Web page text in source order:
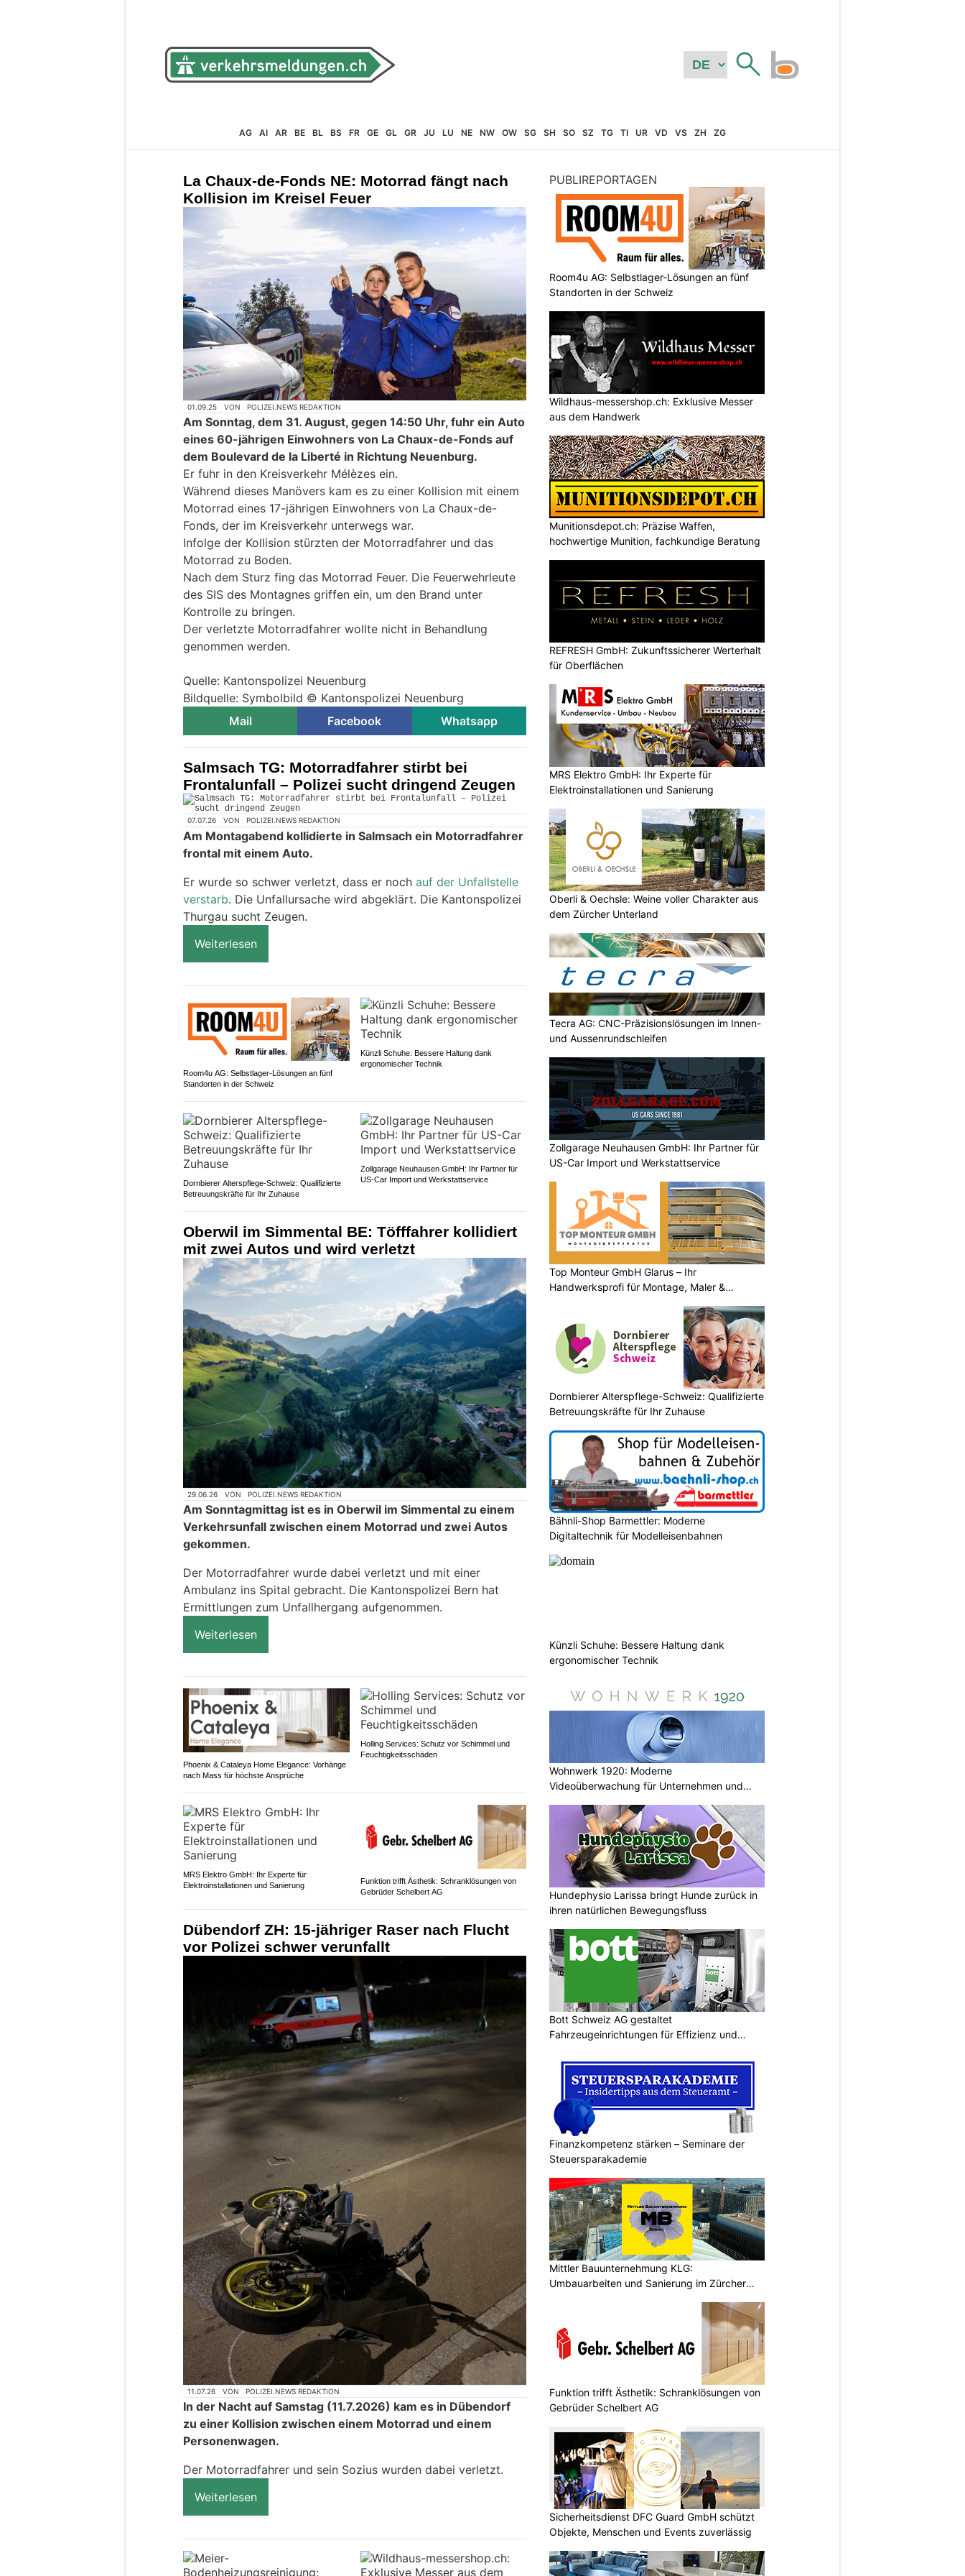
AG AI AR BE BL BS FR GE GL GR JU LU NE NW OW SG SH SO SZ TG TI UR VD VS ZH ZG
La Chaux-de-Fonds NE: Motorrad fängt nach
Kollision im Kreisel Feuer
01.09.25 VON POLIZEI.NEWS REDAKTION
Am Sonntag, dem 31. August, gegen 14:50 Uhr, fuhr ein Auto
eines 60-jährigen Einwohners von La Chaux-de-Fonds auf
dem Boulevard de la Liberté in Richtung Neuenburg.
Er fuhr in den Kreisverkehr Mélèzes ein.
Während dieses Manövers kam es zu einer Kollision mit einem
Motorrad eines 17-jährigen Einwohners von La Chaux-de-
Fonds, der im Kreisverkehr unterwegs war.
Infolge der Kollision stürzten der Motorradfahrer und das
Motorrad zu Boden.
Nach dem Sturz fing das Motorrad Feuer. Die Feuerwehrleute
des SIS des Montagnes griffen ein, um den Brand unter
Kontrolle zu bringen.
Der verletzte Motorradfahrer wollte nicht in Behandlung
genommen werden.
Quelle: Kantonspolizei Neuenburg
Bildquelle: Symbolbild © Kantonspolizei Neuenburg
Mail
Facebook Whatsapp
Salmsach TG: Motorradfahrer stirbt bei
Frontalunfall – Polizei sucht dringend Zeugen
07.07.26 VON POLIZEI.NEWS REDAKTION
Am Montagabend kollidierte in Salmsach ein Motorradfahrer
frontal mit einem Auto.
Er wurde so schwer verletzt, dass er noch auf der Unfallstelle
verstarb. Die Unfallursache wird abgeklärt. Die Kantonspolizei
Thurgau sucht Zeugen.
Weiterlesen
Room4u AG: Selbstlager-Lösungen an fünf
Standorten in der Schweiz
Künzli Schuhe: Bessere Haltung dank
ergonomischer Technik
Dornbierer Alterspflege-Schweiz: Qualifizierte
Betreuungskräfte für Ihr Zuhause
Zollgarage Neuhausen GmbH: Ihr Partner für
US-Car Import und Werkstattservice
Oberwil im Simmental BE: Töfffahrer kollidiert
mit zwei Autos und wird verletzt
29.06.26 VON POLIZEI.NEWS REDAKTION
Am Sonntagmittag ist es in Oberwil im Simmental zu einem
Verkehrsunfall zwischen einem Motorrad und zwei Autos
gekommen.
Der Motorradfahrer wurde dabei verletzt und mit einer
Ambulanz ins Spital gebracht. Die Kantonspolizei Bern hat
Ermittlungen zum Unfallhergang aufgenommen.
Weiterlesen
Phoenix & Cataleya Home Elegance: Vorhänge
nach Mass für höchste Ansprüche
Holling Services: Schutz vor Schimmel und
Feuchtigkeitsschäden
MRS Elektro GmbH: Ihr Experte für
Elektroinstallationen und Sanierung
Funktion trifft Ästhetik: Schranklösungen von
Gebrüder Schelbert AG
Dübendorf ZH: 15-jähriger Raser nach Flucht
vor Polizei schwer verunfallt
11.07.26 VON POLIZEI.NEWS REDAKTION
In der Nacht auf Samstag (11.7.2026) kam es in Dübendorf
zu einer Kollision zwischen einem Motorrad und einem
Personenwagen.
Der Motorradfahrer und sein Sozius wurden dabei verletzt.
Weiterlesen
PUBLIREPORTAGEN
Room4u AG: Selbstlager-Lösungen an fünf
Standorten in der Schweiz
Wildhaus-messershop.ch: Exklusive Messer
aus dem Handwerk
Munitionsdepot.ch: Präzise Waffen,
hochwertige Munition, fachkundige Beratung
REFRESH GmbH: Zukunftssicherer Werterhalt
für Oberflächen
MRS Elektro GmbH: Ihr Experte für
Elektroinstallationen und Sanierung
Oberli & Oechsle: Weine voller Charakter aus
dem Zürcher Unterland
Tecra AG: CNC-Präzisionslösungen im Innen-
und Aussenrundschleifen
Zollgarage Neuhausen GmbH: Ihr Partner für
US-Car Import und Werkstattservice
Top Monteur GmbH Glarus – Ihr
Handwerksprofi für Montage, Maler &
Dornbierer Alterspflege-Schweiz: Qualifizierte
Betreuungskräfte für Ihr Zuhause
Bähnli-Shop Barmettler: Moderne
Digitaltechnik für Modelleisenbahnen
Künzli Schuhe: Bessere Haltung dank
ergonomischer Technik
Wohnwerk 1920: Moderne
Videoüberwachung für Unternehmen und
Hundephysio Larissa bringt Hunde zurück in
ihren natürlichen Bewegungsfluss
Bott Schweiz AG gestaltet
Fahrzeugeinrichtungen für Effizienz und
Finanzkompetenz stärken – Seminare der
Steuersparakademie
Mittler Bauunternehmung KLG:
Umbauarbeiten und Sanierung im Zürcher
Funktion trifft Ästhetik: Schranklösungen von
Gebrüder Schelbert AG
Sicherheitsdienst DFC Guard GmbH schützt
Objekte, Menschen und Events zuverlässig